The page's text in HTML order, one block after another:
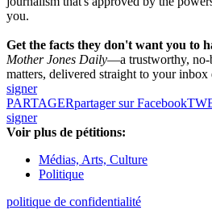
you.
Get the facts they don't want you to
Mother Jones Daily—a trustworthy, no-
matters, delivered straight to your inbox
signer
PARTAGERpartager sur Facebook
signer
Voir plus de pétitions:
Médias, Arts, Culture
Politique
politique de confidentialité